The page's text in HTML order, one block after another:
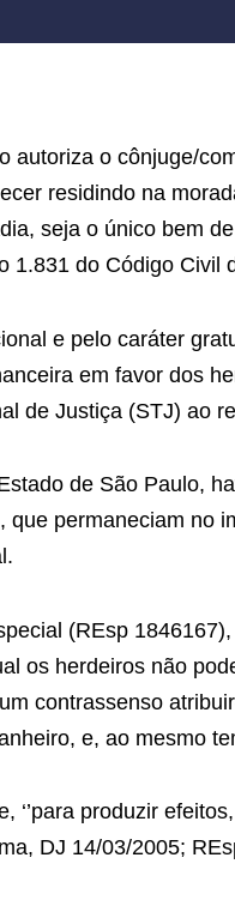
autoriza o cônjuge/
residindo na
seja o único bem
1.831 do Código Civil
e pelo caráter
em favor dos
de Justiça (STJ) ao
de São Paulo,
que permaneciam no
(REsp
os herdeiros não
um contrassenso
e, ao mesmo
‘’para produzir
DJ 14/03/2005;